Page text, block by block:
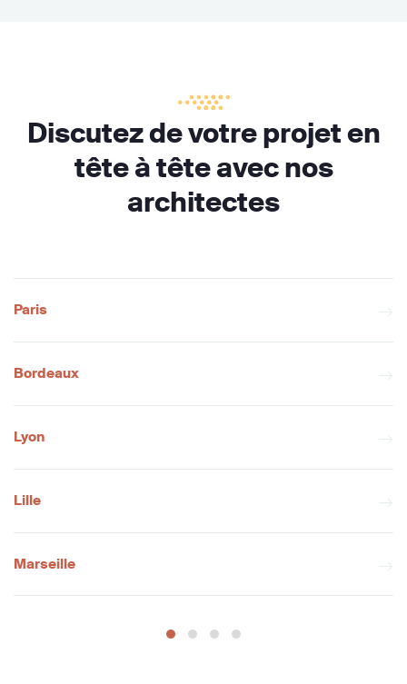
Discutez de votre projet en
tête à tête avec nos
architectes
Paris
Bordeaux
Lyon
Lille
Marseille